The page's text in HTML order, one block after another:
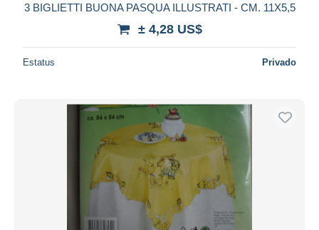
3 BIGLIETTI BUONA PASQUA ILLUSTRATI - CM. 11X5,5
± 4,28 US$
Estatus Privado